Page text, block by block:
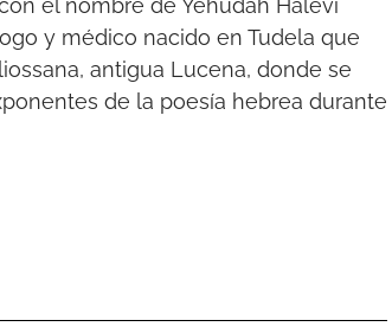
el nombre de Yehudah Halevi
y médico nacido en Tudela que
antigua Lucena, donde se
de la poesía hebrea durante